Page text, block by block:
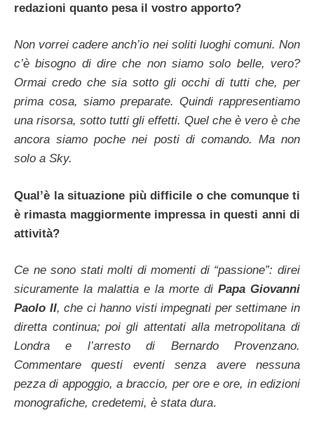
redazioni quanto pesa il vostro apporto?
Non vorrei cadere anch’io nei soliti luoghi comuni. Non
c’è bisogno di dire che non siamo solo belle, vero?
Ormai credo che sia sotto gli occhi di tutti che, per
prima cosa, siamo preparate. Quindi rappresentiamo
una risorsa, sotto tutti gli effetti. Quel che è vero è che
ancora siamo poche nei posti di comando. Ma non
solo a Sky.
Qual’è la situazione più difficile o che comunque ti
è rimasta maggiormente impressa in questi anni di
attività?
Ce ne sono stati molti di momenti di “passione”: direi
sicuramente la malattia e la morte di Papa Giovanni
Paolo II, che ci hanno visti impegnati per settimane in
diretta continua; poi gli attentati alla metropolitana di
Londra e l’arresto di Bernardo Provenzano.
Commentare questi eventi senza avere nessuna
pezza di appoggio, a braccio, per ore e ore, in edizioni
monografiche, credetemi, è stata dura.